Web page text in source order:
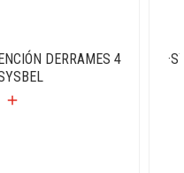
DERRAMES 4
add